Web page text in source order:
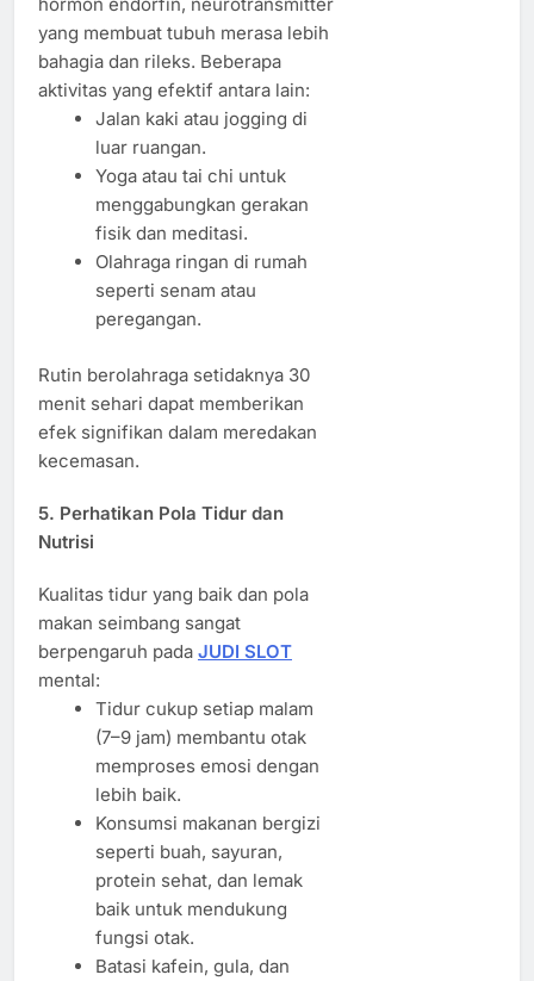
hormon endorfin, neurotransmitter
yang membuat tubuh merasa lebih
bahagia dan rileks. Beberapa
aktivitas yang efektif antara lain:
Jalan kaki atau jogging di
luar ruangan.
Yoga atau tai chi untuk
menggabungkan gerakan
fisik dan meditasi.
Olahraga ringan di rumah
seperti senam atau
peregangan.
Rutin berolahraga setidaknya 30
menit sehari dapat memberikan
efek signifikan dalam meredakan
kecemasan.
5. Perhatikan Pola Tidur dan
Nutrisi
Kualitas tidur yang baik dan pola
makan seimbang sangat
berpengaruh pada JUDI SLOT
mental:
Tidur cukup setiap malam
(7–9 jam) membantu otak
memproses emosi dengan
lebih baik.
Konsumsi makanan bergizi
seperti buah, sayuran,
protein sehat, dan lemak
baik untuk mendukung
fungsi otak.
Batasi kafein, gula, dan